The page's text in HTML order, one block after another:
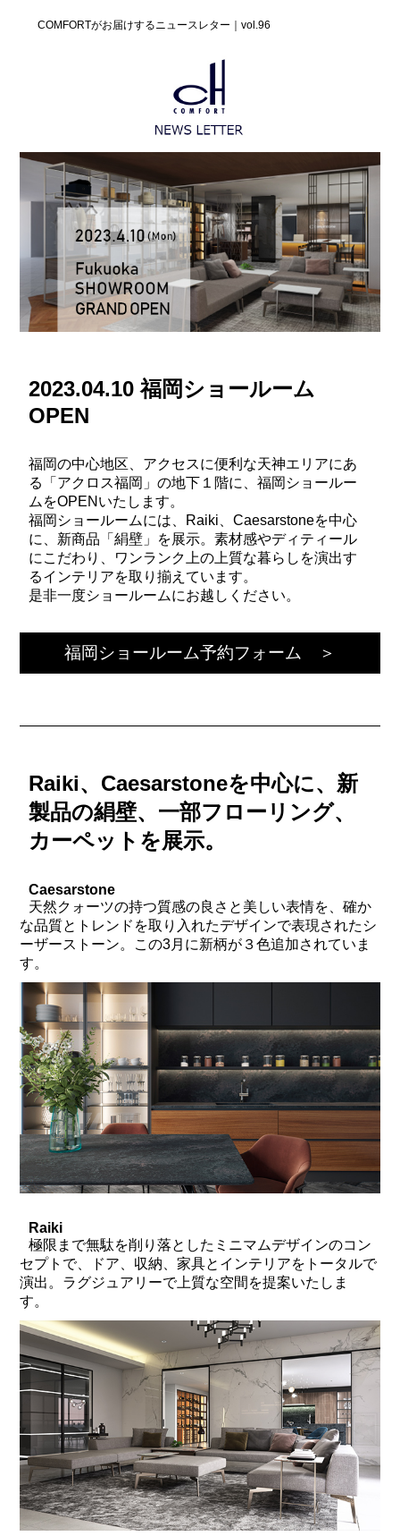
COMFORTがお届けするニュースレター｜vol.96
2023.04.10 福岡ショールーム
OPEN
福岡の中心地区、アクセスに便利な天神エリアにあ
る「アクロス福岡」の地下１階に、福岡ショールー
ムをOPENいたします。
福岡ショールームには、Raiki、Caesarstoneを中心
に、新商品「絹壁」を展示。素材感やディティール
にこだわり、ワンランク上の上質な暮らしを演出す
るインテリアを取り揃えています。
是非一度ショールームにお越しください。
福岡ショールーム予約フォーム ＞
Raiki、Caesarstoneを中心に、新
製品の絹壁、一部フローリング、
カーペットを展示。
Caesarstone
天然クォーツの持つ質感の良さと美しい表情を、確か
な品質とトレンドを取り入れたデザインで表現されたシ
ーザーストーン。この3月に新柄が３色追加されていま
す。
Raiki
極限まで無駄を削り落としたミニマムデザインのコン
セプトで、ドア、収納、家具とインテリアをトータルで
演出。ラグジュアリーで上質な空間を提案いたしま
す。